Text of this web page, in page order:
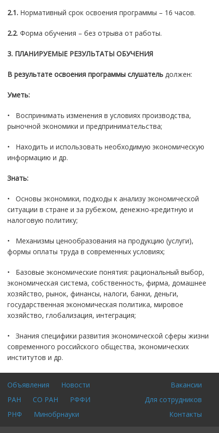
2.1. Нормативный срок освоения программы – 16 часов.
2.2. Форма обучения – без отрыва от работы.
3. ПЛАНИРУЕМЫЕ РЕЗУЛЬТАТЫ ОБУЧЕНИЯ
В результате освоения программы слушатель должен:
Уметь:
• Воспринимать изменения в условиях производства,
рыночной экономики и предпринимательства;
• Находить и использовать необходимую экономическую
информацию и др.
Знать:
• Основы экономики, подходы к анализу экономической
ситуации в стране и за рубежом, денежно-кредитную и
налоговую политику;
• Механизмы ценообразования на продукцию (услуги),
формы оплаты труда в современных условиях;
• Базовые экономические понятия: рациональный выбор,
экономическая система, собственность, фирма, домашнее
хозяйство, рынок, финансы, налоги, банки, деньги,
государственная экономическая политика, мировое
хозяйство, глобализация, интеграция;
• Знания специфики развития экономической сферы жизни
современного российского общества, экономических
институтов и др.
menu
Объявления
Новости
РАН
СО РАН
РФФИ
РНФ
Минобрнауки
Вакансии
Для сотрудников
Контакты